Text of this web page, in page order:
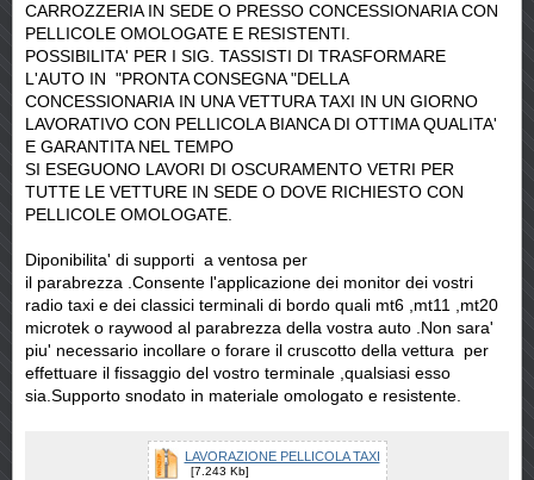
CARROZZERIA IN SEDE O PRESSO CONCESSIONARIA CON
PELLICOLE OMOLOGATE E RESISTENTI.
POSSIBILITA' PER I SIG. TASSISTI DI TRASFORMARE
L'AUTO IN "PRONTA CONSEGNA "DELLA
CONCESSIONARIA IN UNA VETTURA TAXI IN UN GIORNO
LAVORATIVO CON PELLICOLA BIANCA DI OTTIMA QUALITA'
E GARANTITA NEL TEMPO
SI ESEGUONO LAVORI DI OSCURAMENTO VETRI PER
TUTTE LE VETTURE IN SEDE O DOVE RICHIESTO CON
PELLICOLE OMOLOGATE.
Diponibilita' di supporti a ventosa per
il parabrezza .Consente l'applicazione dei monitor dei vostri
radio taxi e dei classici terminali di bordo quali mt6 ,mt11 ,mt20
microtek o raywood al parabrezza della vostra auto .Non sara'
piu' necessario incollare o forare il cruscotto della vettura per
effettuare il fissaggio del vostro terminale ,qualsiasi esso
sia.Supporto snodato in materiale omologato e resistente.
LAVORAZIONE PELLICOLA TAXI
[7.243 Kb]